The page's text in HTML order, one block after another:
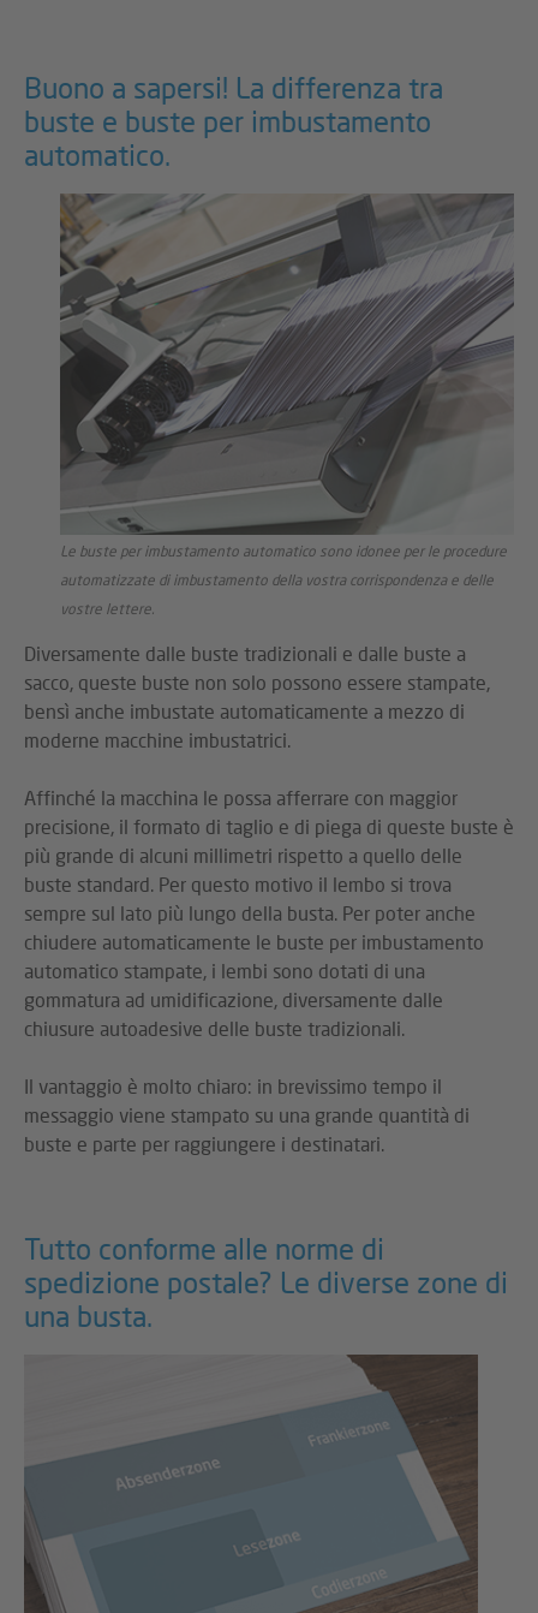
Buono a sapersi! La differenza tra
buste e buste per imbustamento
automatico.
Le buste per imbustamento automatico sono idonee per le procedure
automatizzate di imbustamento della vostra corrispondenza e delle
vostre lettere.
Diversamente dalle buste tradizionali e dalle buste a
sacco, queste buste non solo possono essere stampate,
bensì anche imbustate automaticamente a mezzo di
moderne macchine imbustatrici.
Affinché la macchina le possa afferrare con maggior
precisione, il formato di taglio e di piega di queste buste è
più grande di alcuni millimetri rispetto a quello delle
buste standard. Per questo motivo il lembo si trova
sempre sul lato più lungo della busta. Per poter anche
chiudere automaticamente le buste per imbustamento
automatico stampate, i lembi sono dotati di una
gommatura ad umidificazione, diversamente dalle
chiusure autoadesive delle buste tradizionali.
Il vantaggio è molto chiaro: in brevissimo tempo il
messaggio viene stampato su una grande quantità di
buste e parte per raggiungere i destinatari.
Tutto conforme alle norme di
spedizione postale? Le diverse zone di
una busta.